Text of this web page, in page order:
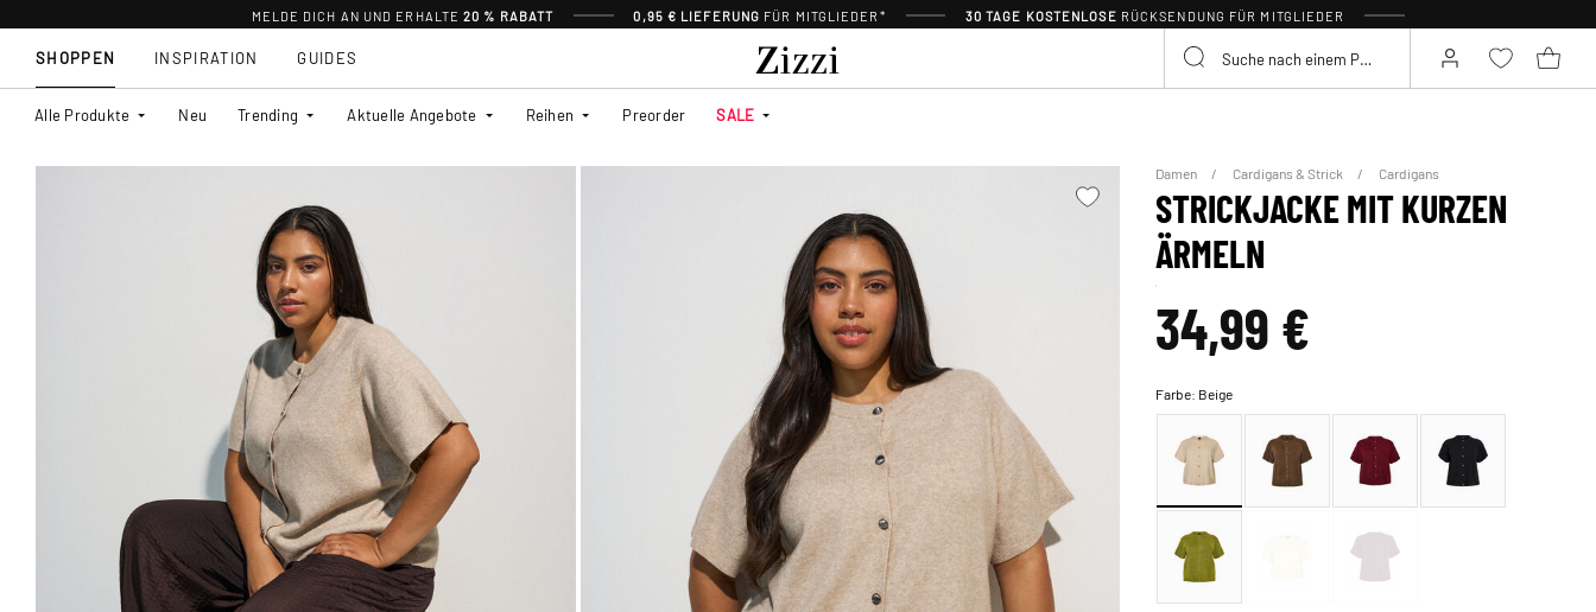
MELDE DICH AN UND ERHALTE20 % RABATT 0,95 € LIEFERUNG FÜR MITGLIEDER* 30 TAGE KOSTENLOSE RÜCKSENDUNG FÜR MITGLIEDER
SHOPPEN
Alle Produkte Neu Trending Aktuelle Angebote Reihen Preorder SALE
INSPIRATION GUIDES
Damen Cardigans & Strick Cardigans
STRICKJACKE MIT KURZEN
ÄRMELN
34,99 €
Farbe: Beige